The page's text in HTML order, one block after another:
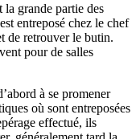
grande partie des
entreposé chez le chef
de retrouver le butin.
pour de salles
à se promener
où sont entreposées
effectué, ils